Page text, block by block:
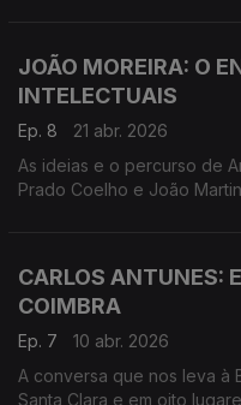
JOÃO MOREIRA: O
INTELECTUAIS
Ep. 8
21 abr. 2026
As ideias e o percurso de
Prado Coelho e João
CARLOS ANTUNES:
COIMBRA
Ep. 7
10 abr. 2026
A conversa que nos leva à
Santa Clara e em oito